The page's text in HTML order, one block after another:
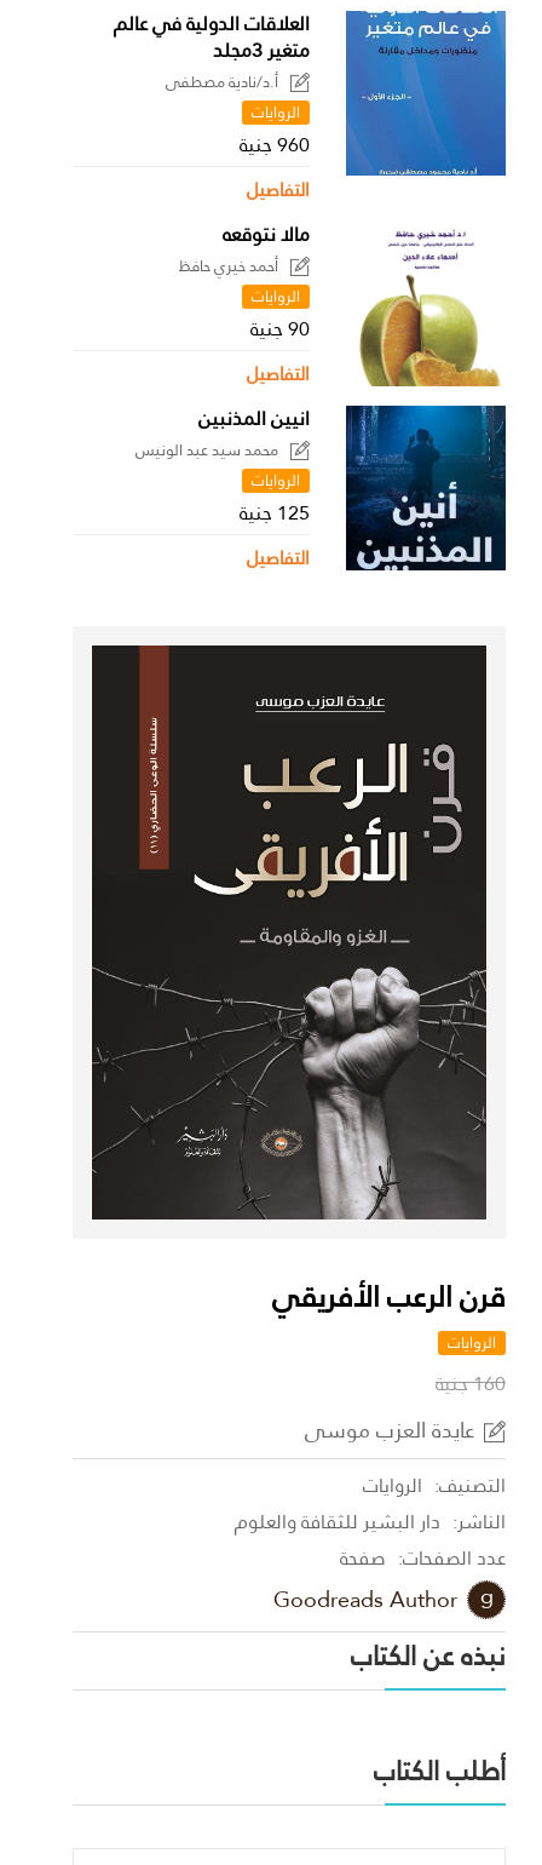
العلاقات الدولية في عالم
متغير 3مجلد
أ.د/نادية مصطفى
الروايات
960 جنية
التفاصيل
مالا نتوقعه
أحمد خيري حافظ
الروايات
90 جنية
التفاصيل
انيين المذنبين
محمد سيد عبد الونيس
الروايات
125 جنية
التفاصيل
قرن الرعب الأفريقي
الروايات
160 جنية
عايدة العزب موسى
التصنيف: الروايات
الناشر: دار البشير للثقافة والعلوم
عدد الصفحات: صفحة
Goodreads Author
نبذه عن الكتاب
أطلب الكتاب